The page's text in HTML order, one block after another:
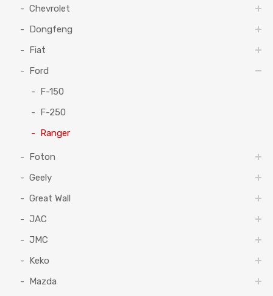
Chevrolet
Dongfeng
Fiat
Ford
F-150
F-250
Ranger
Foton
Geely
Great Wall
JAC
JMC
Keko
Mazda